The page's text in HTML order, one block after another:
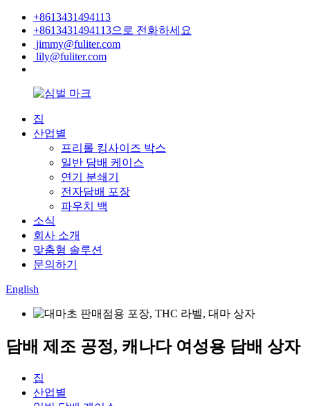
+8613431494113
+8613431494113으로 전화하세요
jimmy@fuliter.com
lily@fuliter.com
집
산업별
프리롤 킹사이즈 박스
일반 담배 케이스
연기 분쇄기
전자담배 포장
파우치 백
소식
회사 소개
맞춤형 솔루션
문의하기
English
담배 제조 공정, 캐나다 여성용 담배 상자
집
산업별